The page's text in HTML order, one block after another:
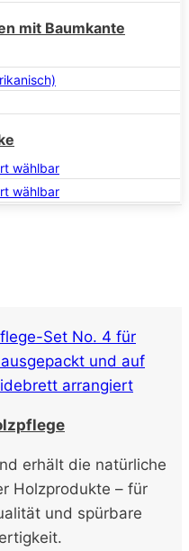
mit Baumkante
wählbar
wählbar
erhält die natürliche
Holzprodukte – für
und spürbare